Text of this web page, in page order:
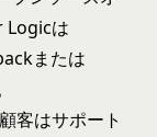
Logicは
または
客はサポート